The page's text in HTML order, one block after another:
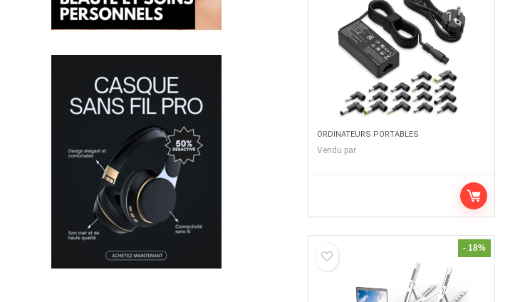
ORDINATEURS PORTABLES
Vendu par
- 18%